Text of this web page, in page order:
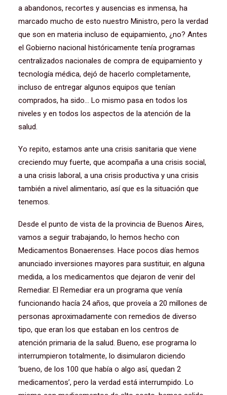
a abandonos, recortes y ausencias es inmensa, ha
marcado mucho de esto nuestro Ministro, pero la verdad
que son en materia incluso de equipamiento, ¿no? Antes
el Gobierno nacional históricamente tenía programas
centralizados nacionales de compra de equipamiento y
tecnología médica, dejó de hacerlo completamente,
incluso de entregar algunos equipos que tenían
comprados, ha sido… Lo mismo pasa en todos los
niveles y en todos los aspectos de la atención de la
salud.
Yo repito, estamos ante una crisis sanitaria que viene
creciendo muy fuerte, que acompaña a una crisis social,
a una crisis laboral, a una crisis productiva y una crisis
también a nivel alimentario, así que es la situación que
tenemos.
Desde el punto de vista de la provincia de Buenos Aires,
vamos a seguir trabajando, lo hemos hecho con
Medicamentos Bonaerenses. Hace pocos días hemos
anunciado inversiones mayores para sustituir, en alguna
medida, a los medicamentos que dejaron de venir del
Remediar. El Remediar era un programa que venía
funcionando hacía 24 años, que proveía a 20 millones de
personas aproximadamente con remedios de diverso
tipo, que eran los que estaban en los centros de
atención primaria de la salud. Bueno, ese programa lo
interrumpieron totalmente, lo disimularon diciendo
‘bueno, de los 100 que había o algo así, quedan 2
medicamentos’, pero la verdad está interrumpido. Lo